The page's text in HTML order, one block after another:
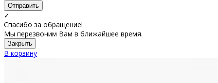
Отправить
✓
Спасибо за обращение!
Мы перезвоним Вам в ближайшее время.
Закрыть
В корзину